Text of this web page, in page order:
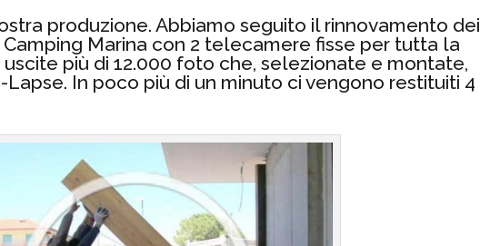
produzione. Abbiamo seguito il rinnovamento dei
Marina con 2 telecamere fisse per tutta la
più di 12.000 foto che, selezionate e montate,
In poco più di un minuto ci vengono restituiti 4